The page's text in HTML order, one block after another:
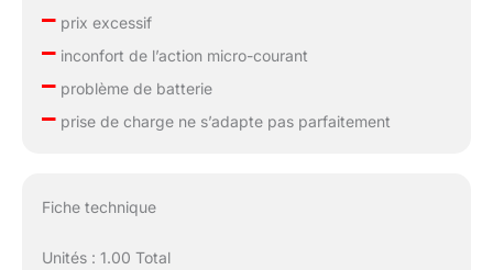
–prix excessif
–inconfort de l’action micro-courant
–problème de batterie
–prise de charge ne s’adapte pas parfaitement
Fiche technique
Unités : 1.00 Total